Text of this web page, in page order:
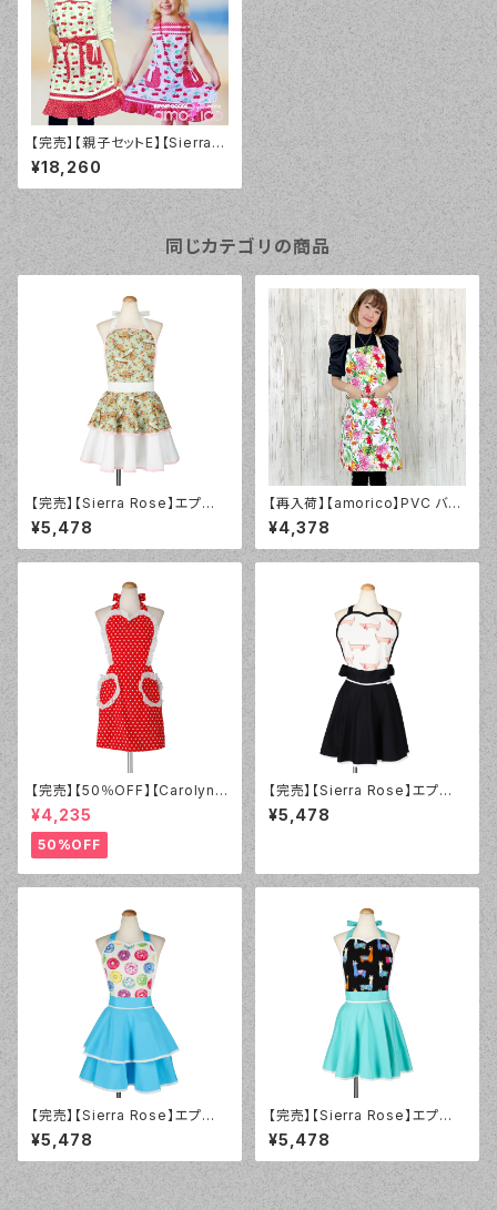
【完売】【親子セットE】【Sierra R
ose】親子エプロン Holly チ
ェリー×ドット
¥18,260
同じカテゴリの商品
【完売】【Sierra Rose】エプロ
ン Sloth ダブル ヴィンテージ
¥5,478
【再入荷】【amorico】PVC バー
ドフラワーホワイト エプロン
¥4,378
【完売】【50％OFF】【Carolyn's
Kitchen】スィートハートレッド
エプロン【サンプル品】
¥4,235
50%OFF
【完売】【Sierra Rose】エプロ
ン ドッグブラック シングル ヴィ
ンテージ
¥5,478
【完売】【Sierra Rose】エプロ
ン ドーナツブルー ダブル ヴィ
ンテージ
¥5,478
【完売】【Sierra Rose】エプロ
ン Sweet アルパカ シングル
ヴィンテージ
¥5,478